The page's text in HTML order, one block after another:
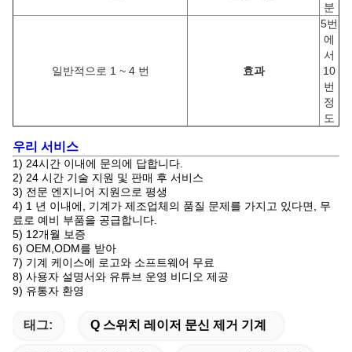
분
일반적으로 1 ~ 4 번 효과
5번
에
서
10
번
정
도
우리 서비스
1) 24시간 이내에 문의에 답합니다.
2) 24 시간 기술 지원 및 판매 후 서비스
3) 전문 엔지니어 지원으로 평생
4) 1 년 이내에, 기계가 제조업체의 품질 문제를 가지고 있다면, 무
료로 예비 부품을 공급합니다.
5) 12개월 보증
6) OEM,ODM를 받아
7) 기계 케이스에 로고와 소프트웨어 무료
8) 사용자 설명서와 유튜브 운영 비디오 제공
9) 유통자 환영
태그: Q 스위치 레이저 문신 제거 기계